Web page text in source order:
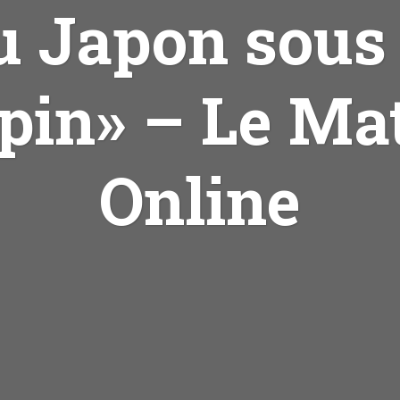
Japon
– Le
Online